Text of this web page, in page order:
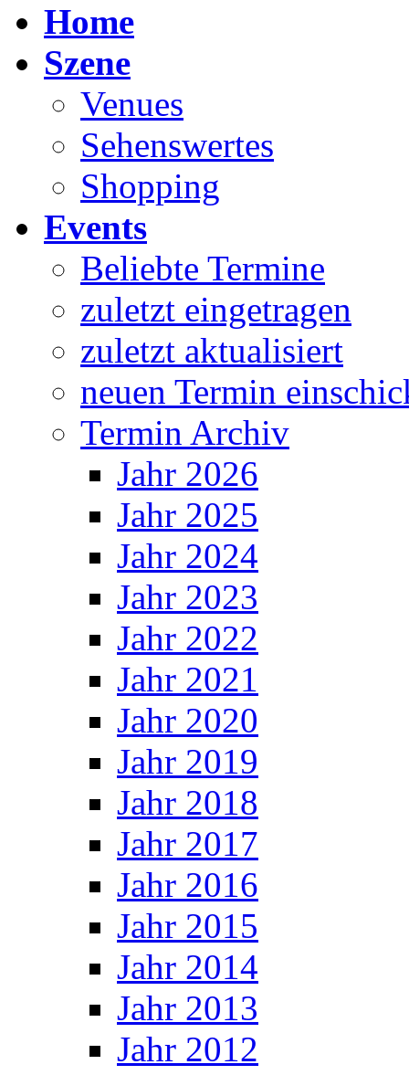
Home
Szene
Venues
Sehenswertes
Shopping
Events
Beliebte Termine
zuletzt eingetragen
zuletzt aktualisiert
neuen Termin
Termin Archiv
Jahr 2026
Jahr 2025
Jahr 2024
Jahr 2023
Jahr 2022
Jahr 2021
Jahr 2020
Jahr 2019
Jahr 2018
Jahr 2017
Jahr 2016
Jahr 2015
Jahr 2014
Jahr 2013
Jahr 2012